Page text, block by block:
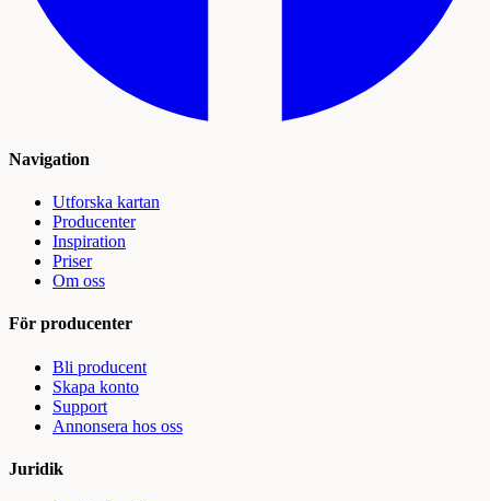
Navigation
Utforska kartan
Producenter
Inspiration
Priser
Om oss
För producenter
Bli producent
Skapa konto
Support
Annonsera hos oss
Juridik